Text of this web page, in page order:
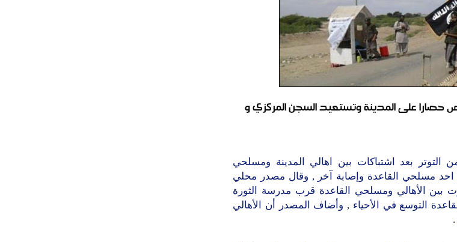
حصارا على المدينة وتستعيد السجن المركزي و
التوتر بعد اشتباكات بين اهالي المدينة ومسلحي
مسلحي القاعدة وإصابة آخر , وقال مصدر محلي
بين الأهالي ومسلحي القاعدة قرب مدرسة الثورة
التوسع في الأحياء , وأضاف المصدر أن الأهالي